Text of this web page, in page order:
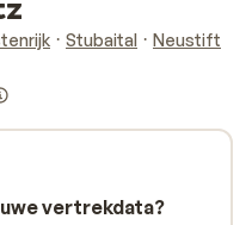
Stubaital
Neustift
vertrekdata?